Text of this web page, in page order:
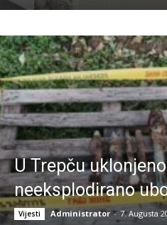
U Trepču uklonjeno
neeksplodirano
Vijesti Administrator - 7. Augusta